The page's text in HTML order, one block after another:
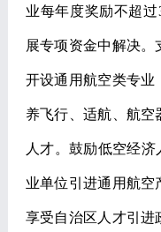
业每年度奖励不超过
展专项资金中解决
开设通用航空类专业
养飞行、适航、航空
人才。鼓励低空经济
业单位引进通用航空
享受自治区人才引进